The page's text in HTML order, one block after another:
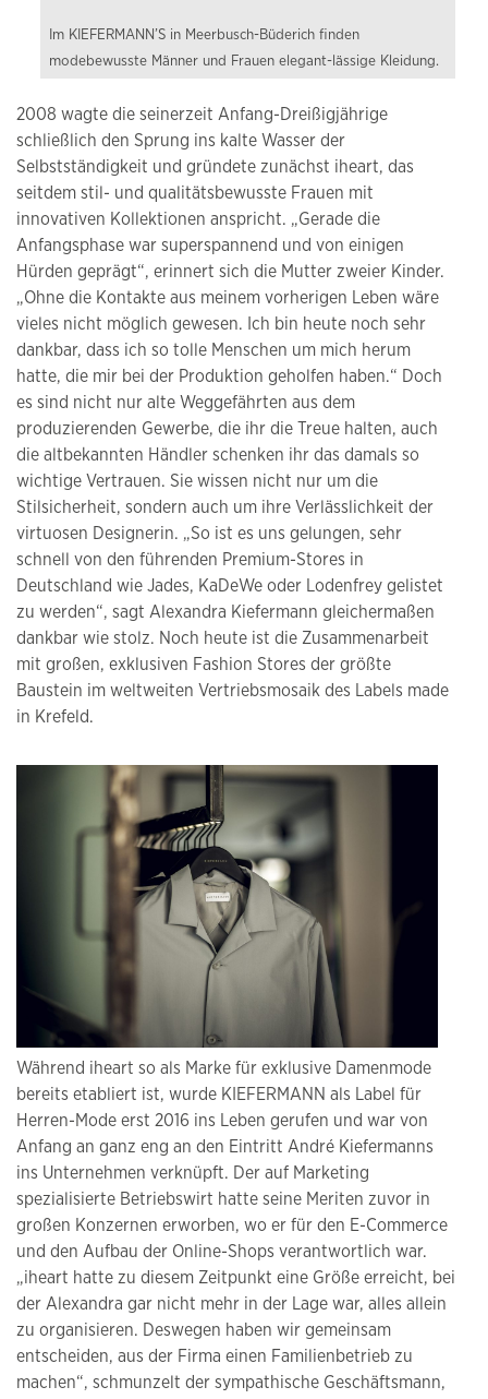
Im KIEFERMANN’S in Meerbusch-Büderich finden
modebewusste Männer und Frauen elegant-lässige Kleidung.
2008 wagte die seinerzeit Anfang-Dreißigjährige
schließlich den Sprung ins kalte Wasser der
Selbstständigkeit und gründete zunächst iheart, das
seitdem stil- und qualitätsbewusste Frauen mit
innovativen Kollektionen anspricht. „Gerade die
Anfangsphase war superspannend und von einigen
Hürden geprägt“, erinnert sich die Mutter zweier Kinder.
„Ohne die Kontakte aus meinem vorherigen Leben wäre
vieles nicht möglich gewesen. Ich bin heute noch sehr
dankbar, dass ich so tolle Menschen um mich herum
hatte, die mir bei der Produktion geholfen haben.“ Doch
es sind nicht nur alte Weggefährten aus dem
produzierenden Gewerbe, die ihr die Treue halten, auch
die altbekannten Händler schenken ihr das damals so
wichtige Vertrauen. Sie wissen nicht nur um die
Stilsicherheit, sondern auch um ihre Verlässlichkeit der
virtuosen Designerin. „So ist es uns gelungen, sehr
schnell von den führenden Premium-Stores in
Deutschland wie Jades, KaDeWe oder Lodenfrey gelistet
zu werden“, sagt Alexandra Kiefermann gleichermaßen
dankbar wie stolz. Noch heute ist die Zusammenarbeit
mit großen, exklusiven Fashion Stores der größte
Baustein im weltweiten Vertriebsmosaik des Labels made
in Krefeld.
Während iheart so als Marke für exklusive Damenmode
bereits etabliert ist, wurde KIEFERMANN als Label für
Herren-Mode erst 2016 ins Leben gerufen und war von
Anfang an ganz eng an den Eintritt André Kiefermanns
ins Unternehmen verknüpft. Der auf Marketing
spezialisierte Betriebswirt hatte seine Meriten zuvor in
großen Konzernen erworben, wo er für den E-Commerce
und den Aufbau der Online-Shops verantwortlich war.
„iheart hatte zu diesem Zeitpunkt eine Größe erreicht, bei
der Alexandra gar nicht mehr in der Lage war, alles allein
zu organisieren. Deswegen haben wir gemeinsam
entscheiden, aus der Firma einen Familienbetrieb zu
machen“, schmunzelt der sympathische Geschäftsmann,